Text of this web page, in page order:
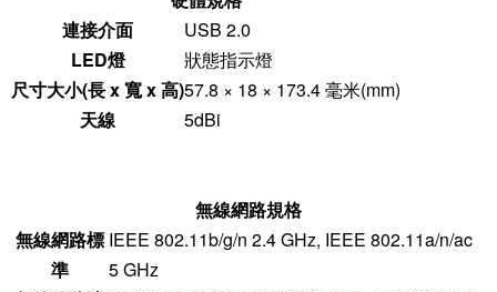
連接介面
USB 2.0
LED燈
狀態指示燈
尺寸大小(長 x 寬 x 高)57.8 × 18 × 173.4 毫米(mm)
天線
5dBi
無線網路規格
無線網路標
準
IEEE 802.11b/g/n 2.4 GHz, IEEE 802.11a/n/ac
5 GHz